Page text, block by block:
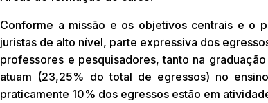
Conforme a missão e os objetivos centrais e o
juristas de alto nível, parte expressiva dos
professores e pesquisadores, tanto na
atuam (23,25% do total de egressos) no
praticamente 10% dos egressos estão em